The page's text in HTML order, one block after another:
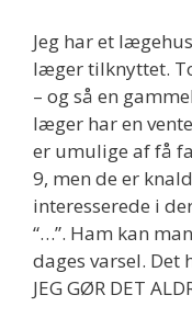
Jeg har et
læger tilknyttet.
– og så en
læger har en
er umulige af få
9, men de er
interesserede i
“…”. Ham kan
dages varsel. Det
JEG GØR DET